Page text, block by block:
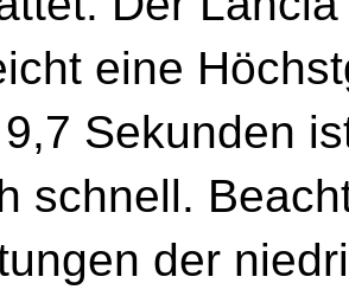
eine
Sekunden
schnell.
der